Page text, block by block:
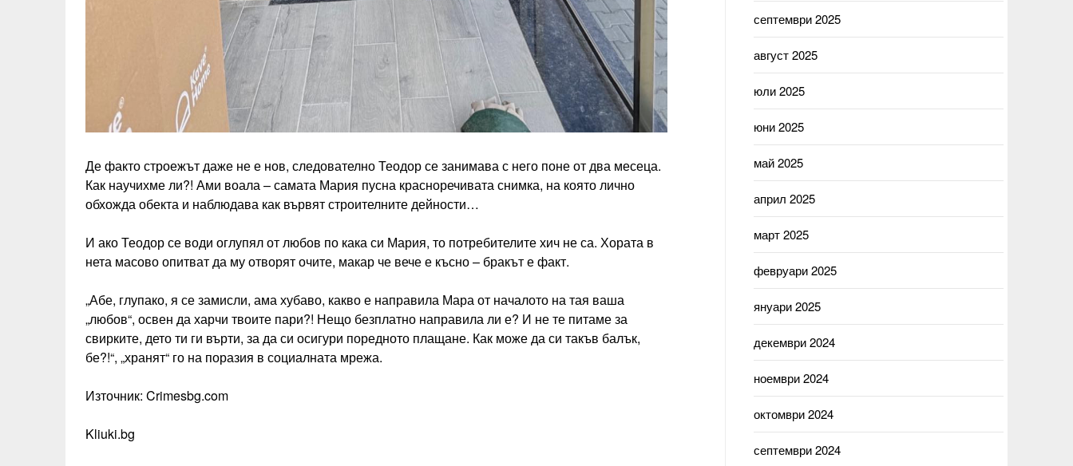
Де факто строежът даже не е нов, следователно Теодор се занимава с него поне от два месеца.
Как научихме ли?! Ами воала – самата Мария пусна красноречивата снимка, на която лично
обхожда обекта и наблюдава как вървят строителните дейности…
И ако Теодор се води оглупял от любов по кака си Мария, то потребителите хич не са. Хората в
нета масово опитват да му отворят очите, макар че вече е късно – бракът е факт.
„Абе, глупако, я се замисли, ама хубаво, какво е направила Мара от началото на тая ваша
„любов“, освен да харчи твоите пари?! Нещо безплатно направила ли е? И не те питаме за
свирките, дето ти ги върти, за да си осигури поредното плащане. Как може да си такъв балък,
бе?!“, „хранят“ го на поразия в социалната мрежа.
Източник: Crimesbg.com
Kliuki.bg
септември 2025
август 2025
юли 2025
юни 2025
май 2025
април 2025
март 2025
февруари 2025
януари 2025
декември 2024
ноември 2024
октомври 2024
септември 2024